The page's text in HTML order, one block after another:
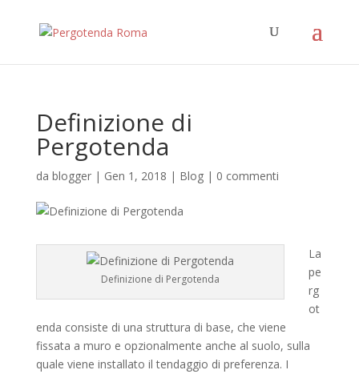
Definizione di
Pergotenda
da blogger| Gen 1, 2018 | Blog| 0 commenti
Definizione di Pergotenda
La
pe
rg
ot
enda consiste di una struttura di base, che viene
fissata a muro e opzionalmente anche al suolo, sulla
quale viene installato il tendaggio di preferenza. I